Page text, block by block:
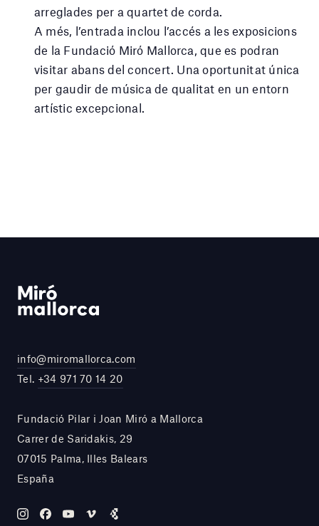
arreglades per a quartet de corda.
A més, l’entrada inclou l’accés a les exposicions
de la Fundació Miró Mallorca, que es podran
visitar abans del concert. Una oportunitat única
per gaudir de música de qualitat en un entorn
artístic excepcional.
info@miromallorca.com
Tel. +34 971 70 14 20
Fundació Pilar i Joan Miró a Mallorca
Carrer de Saridakis, 29
07015 Palma, Illes Balears
España